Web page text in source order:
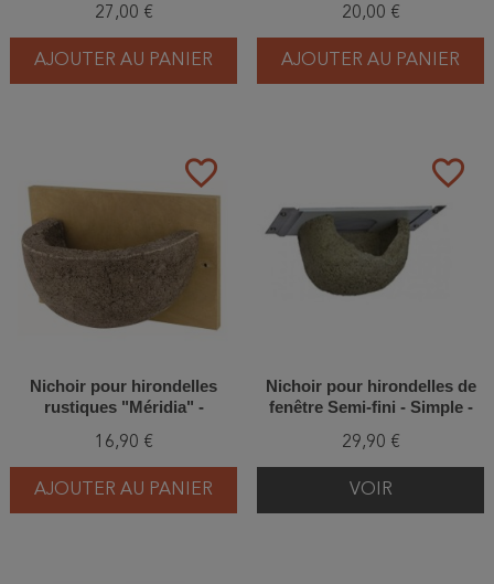
330/0)
27,00 €
AJOUTER AU PANIER
20,00 €
AJOUTER AU PANIER
favorite_border
Nichoir pour hirondelles
rustiques "Méridia" -
16,90 €
AJOUTER AU PANIER
favorite_border
Nichoir pour hirondelles de
fenêtre Semi-fini - Simple -
(Nº13B-318/8)
29,90 €
VOIR